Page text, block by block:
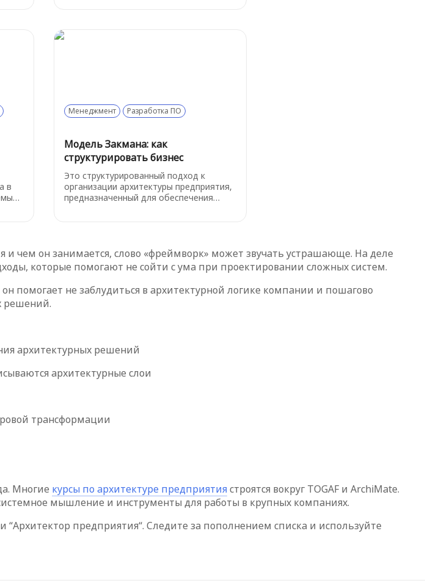
в
всё
и
Менеджмент Разработка ПО
Модель Закмана: как
структурировать бизнес
Это структурированный подход к
организации архитектуры предприятия,
предназначенный для обеспечения
аспекты архитектуры и позволяющую
просматривать организацию с разных
точек зрения.
чем он занимается, слово «фреймворк» может звучать устрашающе. На деле
которые помогают не сойти с ума при проектировании сложных систем.
помогает не заблудиться в архитектурной логике компании и пошагово
решений.
архитектурных решений
архитектурные слои
трансформации
Многие курсы по архитектуре предприятиястроятся вокруг TOGAF и ArchiMate.
мышление и инструменты для работы в крупных компаниях.
предприятия“. Следите за пополнением списка и используйте